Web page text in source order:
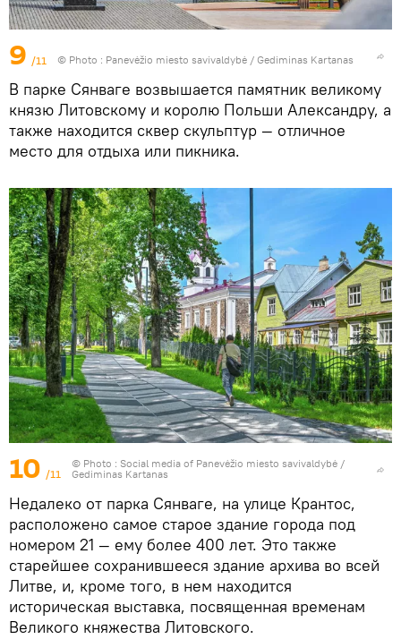
9 /11 © Photo : Panevėžio miesto savivaldybė / Gediminas Kartanas
В парке Сянваге возвышается памятник великому
князю Литовскому и королю Польши Александру, а
также находится сквер скульптур — отличное
место для отдыха или пикника.
10 /11
© Photo : Social media of Panevėžio miesto savivaldybė /
Gediminas Kartanas
Недалеко от парка Сянваге, на улице Крантос,
расположено самое старое здание города под
номером 21 — ему более 400 лет. Это также
старейшее сохранившееся здание архива во всей
Литве, и, кроме того, в нем находится
историческая выставка, посвященная временам
Великого княжества Литовского.